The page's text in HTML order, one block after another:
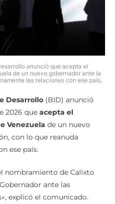
anunció que acepta el
de un nuevo gobernador ante la
las relaciones con ese país.
Desarrollo (BID) anunció
2026 que acepta el
Venezuela de un nuevo
con lo que reanuda
ese país.
nombramiento de Calixto
ante las
explicó el comunicado.